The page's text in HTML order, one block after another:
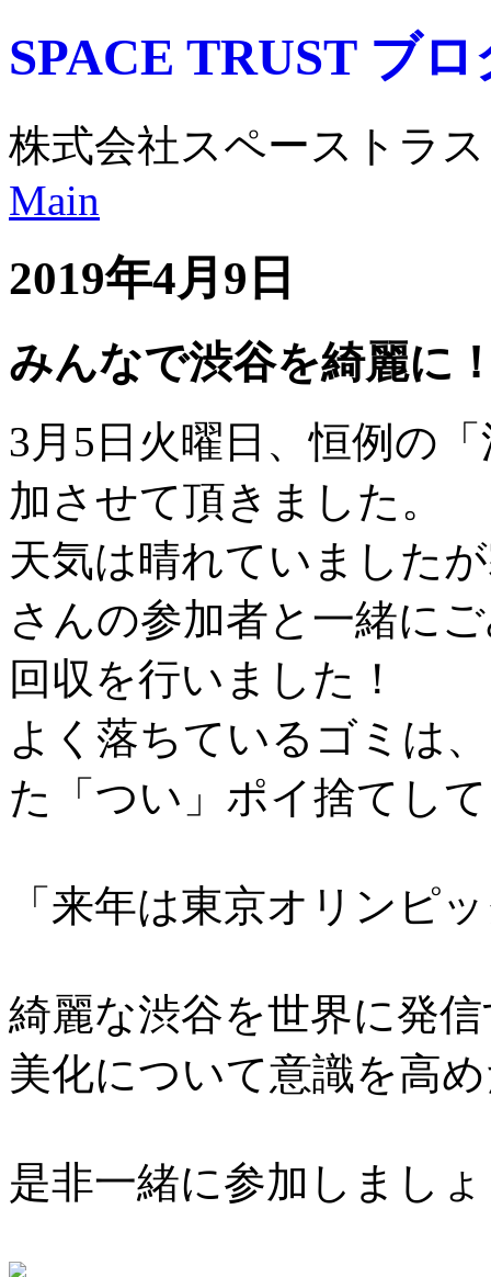
SPACE TRUST ブロ
株式会社スペーストラ
Main
2019年4月9日
みんなで渋谷を綺麗に
3月5日火曜日、恒例の
加させて頂きました。
天気は晴れていました
さんの参加者と一緒に
回収を行いました！
よく落ちているゴミは
た「つい」ポイ捨てし
「来年は東京オリンピ
綺麗な渋谷を世界に発
美化について意識を高
是非一緒に参加しまし